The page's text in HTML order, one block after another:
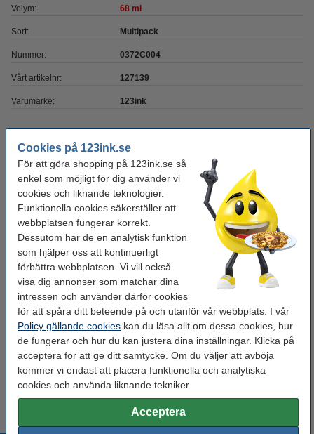
Cookies på 123ink.se
För att göra shopping på 123ink.se så
enkel som möjligt för dig använder vi
cookies och liknande teknologier.
Funktionella cookies säkerställer att
webbplatsen fungerar korrekt.
Dessutom har de en analytisk funktion
som hjälper oss att kontinuerligt
förbättra webbplatsen. Vi vill också
visa dig annonser som matchar dina
intressen och använder därför cookies
för att spåra ditt beteende på och utanför vår webbplats. I vår
Policy gällande cookies kan du läsa allt om dessa cookies, hur
de fungerar och hur du kan justera dina inställningar. Klicka på
acceptera för att ge ditt samtycke. Om du väljer att avböja
kommer vi endast att placera funktionella och analytiska
cookies och använda liknande tekniker.
Acceptera
Volym: 68 ml
Sort: Multipack
Nummer: 0372C004
Vårt artikelnr: 127139
Varumärke: 123ink
Svart tar slut först. Beställ mer!
Canon PGI-570PGBK svart bläckpatron
(varumärket 123ink)
105 kr
Ohålat 500 ark
Kopieringspapper A4 80g | Zoom | 500 ark
Hålat 500 ark
Kopieringspapper A4 80g HÅLAT | Zoom | 500
ark
85 kr
Tips
Vi råder er att beställa denna produkt istället för originalprodukten!